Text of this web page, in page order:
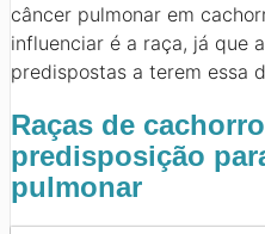
câncer pulmonar em
influenciar é a raça, já que
predispostas a terem essa
Raças de
predisposição
pulmonar